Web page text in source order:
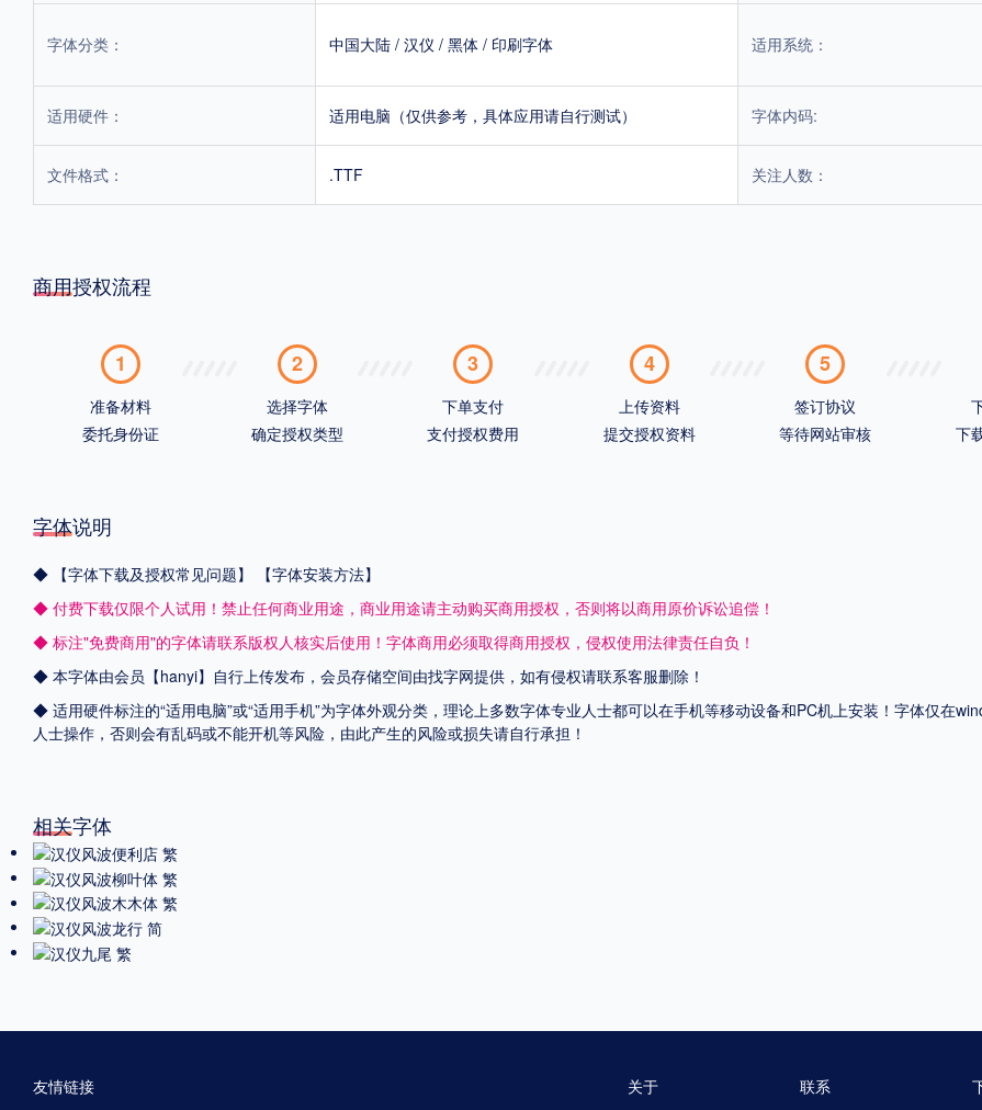
字体分类： 中国大陆 / 汉仪 / 黑体 / 印刷字体 适用系统：
适用硬件： 适用电脑（仅供参考，具体应用请自行测试） 字体内码:
文件格式： .TTF 关注人数：
商用授权流程
1
准备材料
委托身份证
2
选择字体
确定授权类型
3
下单支付
支付授权费用
4
上传资料
提交授权资料
5
签订协议
等待网站审核
下
字体说明
◆ 【字体下载及授权常见问题】
【字体安装方法】
◆ 付费下载仅限个人试用！禁止任何商业用途，商业用途请主动购买商用授权，否则将以商用原价诉讼追偿！
◆ 标注"免费商用"的字体请联系版权人核实后使用！字体商用必须取得商用授权，侵权使用法律责任自负！
◆ 本字体由会员【hanyi】自行上传发布，会员存储空间由找字网提供，如有侵权请联系客服删除！
◆ 适用硬件标注的“适用电脑”或“适用手机”为字体外观分类，理论上多数字体专业人士都可以在手机等移动设备和PC机上安装！字体仅在
人士操作，否则会有乱码或不能开机等风险，由此产生的风险或损失请自行承担！
相关字体
友情链接 关于 联系